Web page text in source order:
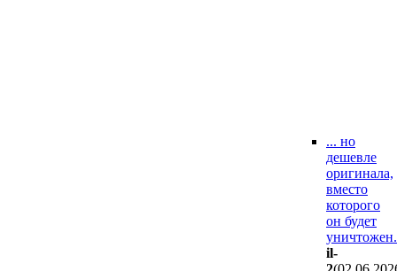
... но
дешевле
оригинала,
вместо
которого
он будет
уничтожен.
il-